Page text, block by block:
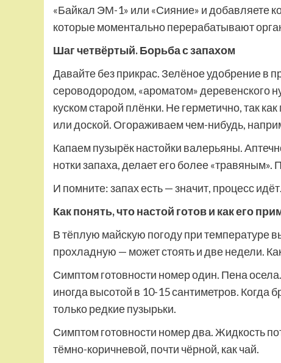
«Байкал ЭМ-1» или «Сияние» и добавляете
которые моментально перерабатывают
Шаг четвёртый. Борьба с запахом
Давайте без прикрас. Зелёное удобрение в
сероводородом, «ароматом» деревенского
куском старой плёнки. Не герметично, так
или доской. Огораживаем чем-нибудь,
Капаем пузырёк настойки валерьяны.
нотки запаха, делает его более «травяным».
И помните: запах есть — значит, процесс идёт.
Как понять, что настой готов и как его
В тёплую майскую погоду при температуре
прохладную — может стоять и две недели.
Симптом готовности номер один. Пена
иногда высотой в 10-15 сантиметров. Когда
только редкие пузырьки.
Симптом готовности номер два. Жидкость
тёмно-коричневой, почти чёрной, как чай.